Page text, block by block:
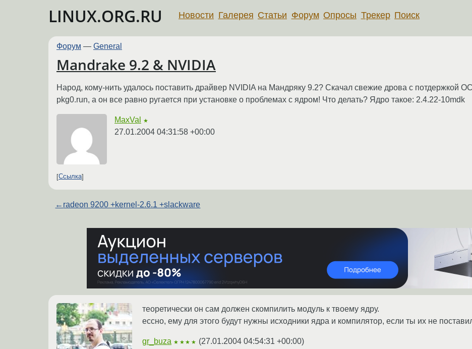
LINUX.ORG.RU Новости Галерея Статьи Форум Опросы Трекер Поиск
Форум — General
Mandrake 9.2 & NVIDIA
Народ, кому-нить удалось поставить драйвер NVIDIA на Мандряку 9.2? Скачал свежие дрова с потдержкой
pkg0.run, а он все равно ругается при установке о проблемах с ядром! Что делать? Ядро такое: 2.4.22-10mdk
MaxVal ★
27.01.2004 04:31:58 +00:00
Ссылка
← radeon 9200 +kernel-2.6.1 +slackware
теоретически он сам должен скомпилить модуль к твоему ядру.
ессно, ему для этого будут нужны исходники ядра и компилятор, если ты их не
gr_buza ★★★★ (27.01.2004 04:54:31 +00:00)